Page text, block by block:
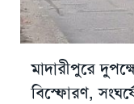
মাদারীপুরে
বিস্ফোরণ,